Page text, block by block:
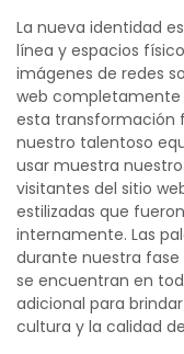
La nueva identidad
línea y espacios
imágenes de redes
web completamente
esta transformación
nuestro talentoso
usar muestra
visitantes del sitio
estilizadas que
internamente. Las
durante nuestra
se encuentran en
adicional para
cultura y la calidad